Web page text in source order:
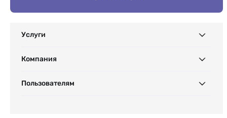
Услуги
Компания
Пользователям